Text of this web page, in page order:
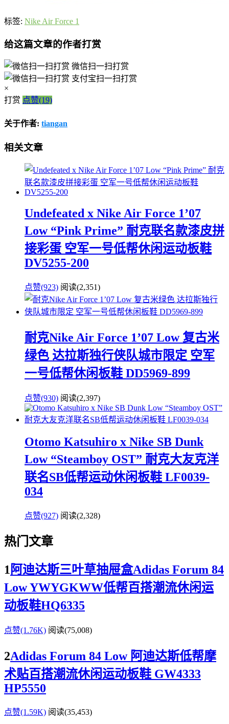
标签: Nike Air Force 1
给这篇文章的作者打赏
微信扫一扫打赏
支付宝扫一扫打赏
×
打赏 点赞(19)
关于作者: tiangan
相关文章
Undefeated x Nike Air Force 1’07
Low “Pink Prime” 耐克联名款漆皮拼
接彩蛋 空军一号低帮休闲运动板鞋
DV5255-200
点赞(923) 阅读(2,351)
耐克Nike Air Force 1’07 Low 复古米
绿色 达拉斯独行侠队城市限定 空军
一号低帮休闲板鞋 DD5969-899
点赞(930) 阅读(2,397)
Otomo Katsuhiro x Nike SB Dunk
Low “Steamboy OST” 耐克大友克洋
联名SB低帮运动休闲板鞋 LF0039-
034
点赞(927) 阅读(2,328)
热门文章
1 阿迪达斯三叶草抽屉盒Adidas Forum 84
Low YWYGKWW低帮百搭潮流休闲运
动板鞋HQ6335
点赞(1.76K) 阅读(75,008)
2Adidas Forum 84 Low 阿迪达斯低帮摩
术贴百搭潮流休闲运动板鞋 GW4333
HP5550
点赞(1.59K) 阅读(35,453)